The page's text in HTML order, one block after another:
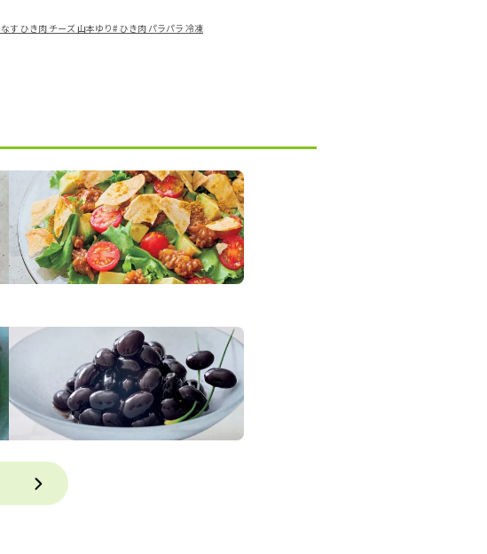
なす ひき肉 チーズ 山本ゆり# ひき肉 パラパラ 冷凍